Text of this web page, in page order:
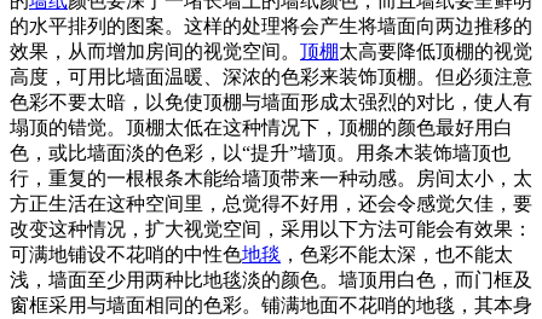
的水平排列的图案。这样的处理将会产生将墙面向两边推移的
效果，从而增加房间的视觉空间。 顶棚太高要降低顶棚的视觉
高度，可用比墙面温暖、深浓的色彩来装饰顶棚。但必须注意
色彩不要太暗，以免使顶棚与墙面形成太强烈的对比，使人有
塌顶的错觉。顶棚太低在这种情况下，顶棚的颜色最好用白
色，或比墙面淡的色彩，以“提升”墙顶。用条木装饰墙顶也
行，重复的一根根条木能给墙顶带来一种动感。房间太小，太
方正生活在这种空间里，总觉得不好用，还会令感觉欠佳，要
改变这种情况，扩大视觉空间，采用以下方法可能会有效果：
可满地铺设不花哨的中性色地毯 ，色彩不能太深，也不能太
浅，墙面至少用两种比地毯淡的颜色。墙顶用白色，而门框及
窗框采用与墙面相同的色彩。铺满地面不花哨的地毯，其本身